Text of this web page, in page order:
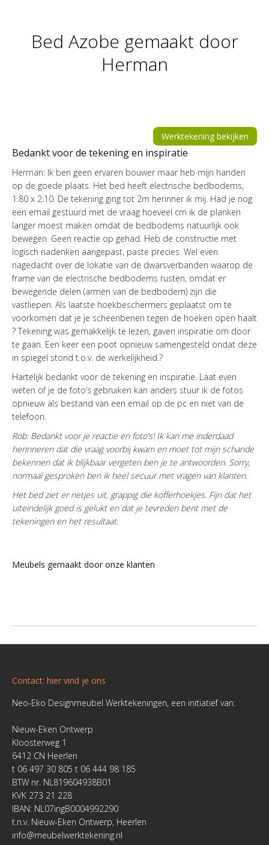
Bed Azobe gemaakt door
Herman
Je bent hier:
Werktekening bekijken
Bedankt voor de tekening en inspiratie
Herman: Ik ben geen ervaren bouwer maar heb mijn handen
op de goede plaats. Het bed heeft electrische bedbodems,
1.80 x 2.10. De tekening ging tot 2m herinner ik mij. Had je nog
een email gestuurd met de vraag hoeveel cm ik de planken
langer moest maken omdat de bedbodems natuurlijk ook
bewegen. Geen reactie op gehad. Heb de constructie met
logisch nadenken aangepast, paste precies. Wel even
nagedacht over de lokatie van de dwarsverbanden waarop de
frame van de electrische bedbodems rusten, omdat er
bewegende delen (armen van de bedbodem) zijn die
vastliepen. Als laatste hoekbeschermers geplaatst om te
voorkomen dat je je scheenbenen tegen de hoeken open haalt
? Tekening was gemakkelijk te lezen, gaven inspiratie om door
te gaan. Een keer een poot opnieuw samengesteld ondat deze
in spiegel stond t.o.v. de werkelijkheid.?
Hartelijk bedankt voor de tekening en inspiratie. Laat even
weten of je de foto’s gebruiken kan anders stuur ik de fotos
opnieuw als bestand van een email op de pc en niet van de
telefoon.
Rob: Bedankt voor je reactie en foto’s! Ik kan me inderdaad
herinneren dat die vraag voorbij kwam en moet tot mijn schande
bekennen dat ik blijkbaar vergeten ben je te antwoorden. Sorry,
normaal gesproken ben ik heel secuur met vragen van klanten.
Het bed ziet er netjes uit, grappig die kofferhoekjes. Fijn dat het
uiteindelijk goed is gelukt en dat je tevreden bent met de
tekeningen en het resultaat.
Meubels gemaakt door onze klanten
Contact: hier vind je ons
Neo-Eko Designmeubel Werktekeningen, een initiatief van:
Nieuw-Eken Ontwerp
Kloosterweg 1
6412 CN Heerlen
t 06 497 30 805 t 06 444 98 185
BTW nr. NL819604938B01
KVK 273 21 228
IBAN: NL07ingB0004992290
t.n.v. Nieuw-Eken Ontwerp, Heerlen
info@meubelwerktekening.nl